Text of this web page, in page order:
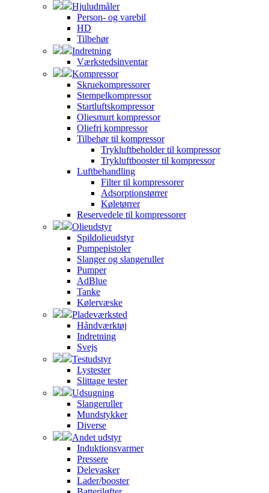
Hjuludmåler
Person- og varebil
HD
Tilbehør
Indretning
Værkstedsinventar
Kompressor
Skruekompressorer
Stempelkompressor
Startluftskompressor
Oliesmurt kompressor
Oliefri kompressor
Tilbehør til kompressor
Trykluftbeholder til kompressor
Trykluftbooster til kompressor
Luftbehandling
Filter til kompressorer
Adsorptionstørrer
Køletørrer
Reservedele til kompressorer
Olieudstyr
Spildolieudstyr
Pumpepistoler
Slanger og slangeruller
Pumper
AdBlue
Tanke
Kølervæske
Pladeværksted
Håndværktøj
Indretning
Svejs
Testudstyr
Lystester
Slittage tester
Udsugning
Slangeruller
Mundstykker
Diverse
Andet udstyr
Induktionsvarmer
Pressere
Delevasker
Lader/booster